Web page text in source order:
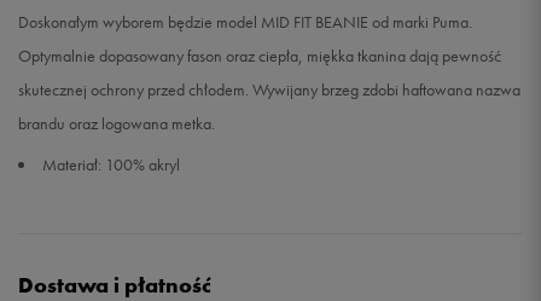
Doskonałym wyborem będzie model MID FIT BEANIE od marki Puma.
Optymalnie dopasowany fason oraz ciepła, miękka tkanina dają pewność
skutecznej ochrony przed chłodem. Wywijany brzeg zdobi haftowana nazwa
brandu oraz logowana metka.
Materiał: 100% akryl
Dostawa i płatność